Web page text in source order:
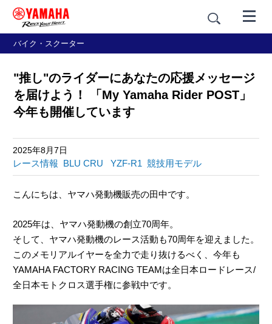
バイク・スクーター
"推し"のライダーにあなたの応援メッセージ
を届けよう！ 「My Yamaha Rider POST」
今年も開催しています
2025年8月7日
レース情報 BLU CRU YZF-R1 競技用モデル
こんにちは、ヤマハ発動機販売の田中です。
2025年は、ヤマハ発動機の創立70周年。
そして、ヤマハ発動機のレース活動も70周年を迎えました。
このメモリアルイヤーを全力で走り抜けるべく、今年も
YAMAHA FACTORY RACING TEAMは全日本ロードレース/
全日本モトクロス選手権に参戦中です。